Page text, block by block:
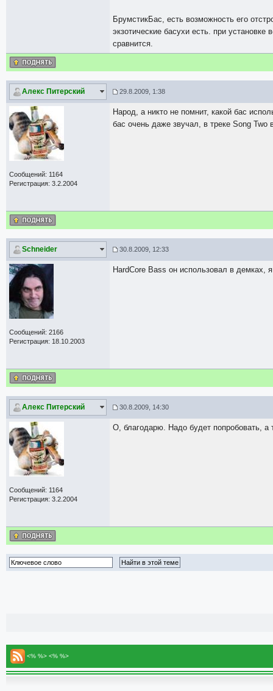
БрумстикБас, есть возможность его
экзотические басухи есть. при
сравнится.
Алекс Питерский 29.8.2009, 1:38
Сообщений: 1164
Регистрация: 3.2.2004
Народ, а никто не помнит, какой бас
бас очень даже звучал, в треке Song Two
Schneider 30.8.2009, 12:33
Сообщений: 2166
Регистрация: 18.10.2003
HardCore Bass он использовал в демках,
Алекс Питерский 30.8.2009, 14:30
Сообщений: 1164
Регистрация: 3.2.2004
О, благодарю. Надо будет попробовать, а
<% %> <% %>